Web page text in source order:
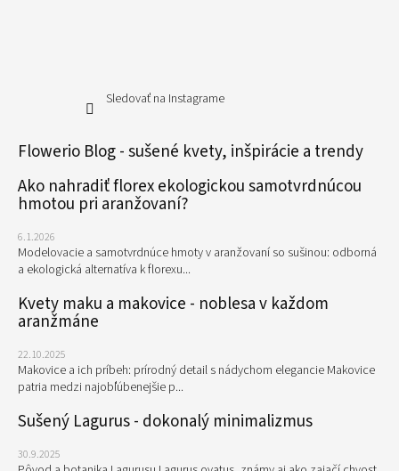
Sledovať na Instagrame
Flowerio Blog - sušené kvety, inšpirácie a trendy
Ako nahradiť florex ekologickou samotvrdnúcou
hmotou pri aranžovaní?
6.1.2026
Modelovacie a samotvrdnúce hmoty v aranžovaní so sušinou: odborná
a ekologická alternatíva k florexu...
Kvety maku a makovice - noblesa v každom
aranžmáne
22.10.2025
Makovice a ich príbeh: prírodný detail s nádychom elegancie Makovice
patria medzi najobľúbenejšie p...
Sušený Lagurus - dokonalý minimalizmus
30.9.2025